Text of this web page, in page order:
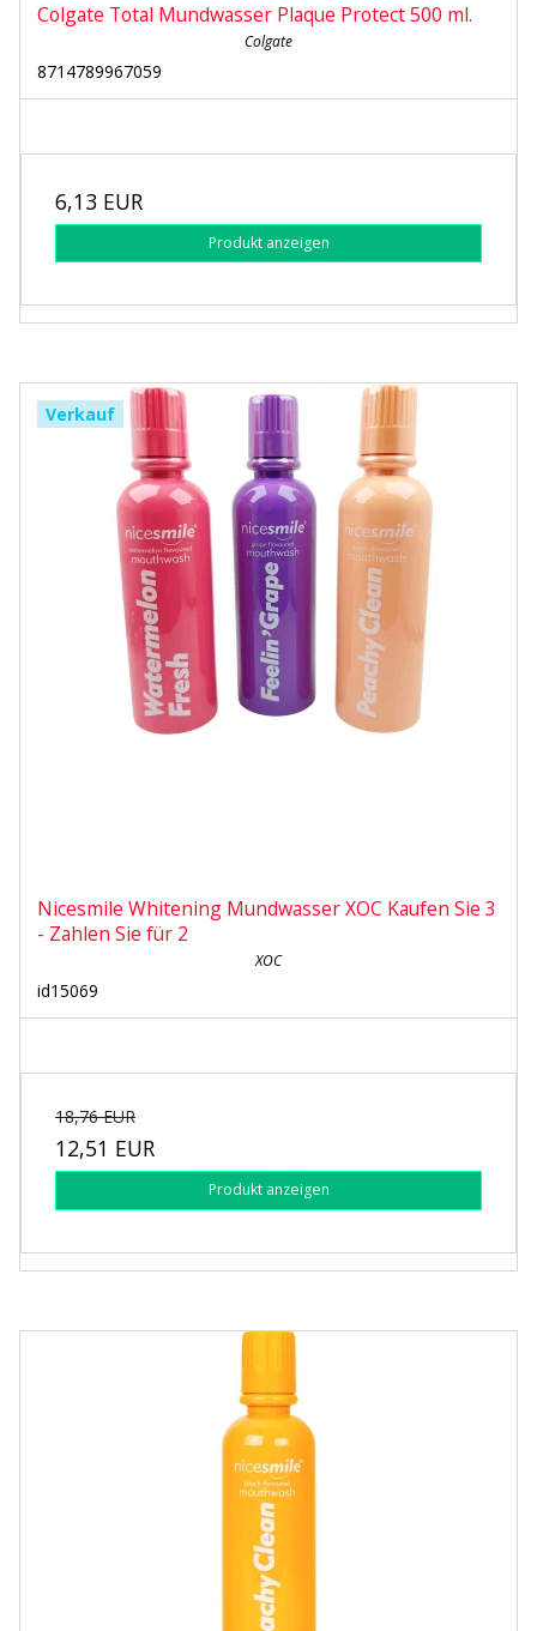
Colgate Total Mundwasser Plaque Protect 500 ml.
Colgate
8714789967059
6,13 EUR
Produkt anzeigen
Verkauf
Nicesmile Whitening Mundwasser XOC Kaufen Sie 3
- Zahlen Sie für 2
XOC
id15069
18,76 EUR
12,51 EUR
Produkt anzeigen